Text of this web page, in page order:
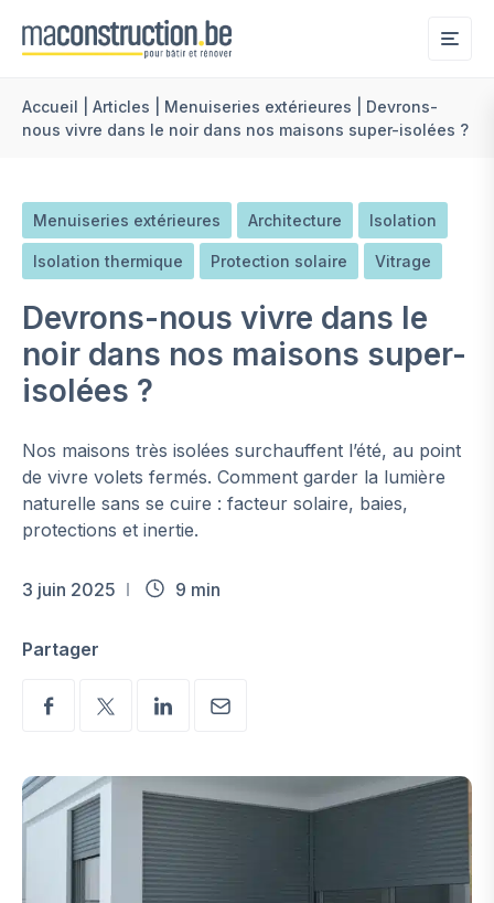
Accueil Articles Menuiseries extérieures
Devrons-
nous vivre dans le noir dans nos maisons super-isolées ?
Menuiseries extérieures Architecture Isolation
Isolation thermique Protection solaire Vitrage
Devrons-nous vivre dans le
noir dans nos maisons super-
isolées ?
Nos maisons très isolées surchauffent l’été, au point
de vivre volets fermés. Comment garder la lumière
naturelle sans se cuire : facteur solaire, baies,
protections et inertie.
3 juin 2025 9 min
Partager